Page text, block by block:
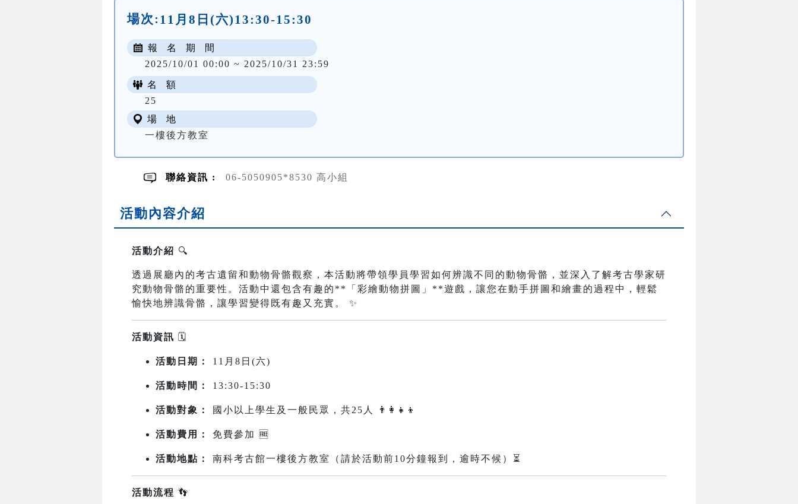
場次: 11月8日(六)13:30-15:30
報 名 期 間
2025/10/01 00:00 ~ 2025/10/31 23:59
名 額
25
場 地
一樓後方教室
聯絡資訊 : 06-5050905*8530 高小組
活動內容介紹
活動介紹 🔍
透過展廳內的考古遺留和動物骨骼觀察，本活動將帶領學員學習如何辨識不同的動物骨骼，並深入了解考古學家研
究動物骨骼的重要性。活動中還包含有趣的**「彩繪動物拼圖」**遊戲，讓您在動手拼圖和繪畫的過程中，輕鬆
愉快地辨識骨骼，讓學習變得既有趣又充實。 ✨
活動資訊 🗓️
活動日期： 11月8日(六)
活動時間： 13:30-15:30
活動對象： 國小以上學生及一般民眾，共25人 👨‍👩‍👧‍👦
活動費用： 免費參加 🆓
活動地點： 南科考古館一樓後方教室（請於活動前10分鐘報到，逾時不候）⏳
活動流程 👣